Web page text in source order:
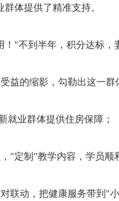
体提供了精准支持。
"不到半年，积分达标，
益的缩影，勾勒出这一
业群体提供住房保障；
"定制"教学内容，学员顺
联动，把健康服务带到"小